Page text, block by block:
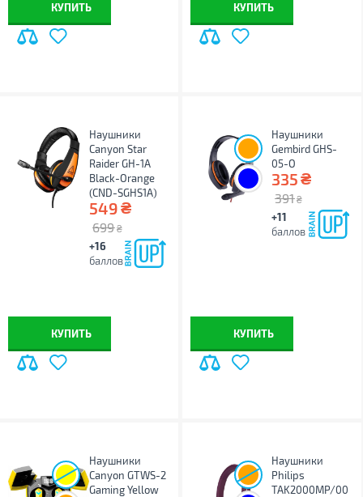
КУПИТЬ КУПИТЬ
Наушники
Canyon Star
Raider GH-1A
Black-Orange
(CND-SGHS1A)
549₴
699 ₴
+16
баллов
КУПИТЬ
Наушники
Gembird GHS-
05-O
335₴
391 ₴
+11
баллов
КУПИТЬ
Наушники
Canyon GTWS-2
Gaming Yellow
Наушники
Philips
TAK2000MP/00